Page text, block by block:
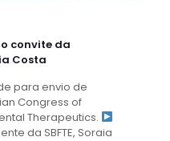
convite da
Costa
para envio de
Congress of
Therapeutics.
da SBFTE, Soraia